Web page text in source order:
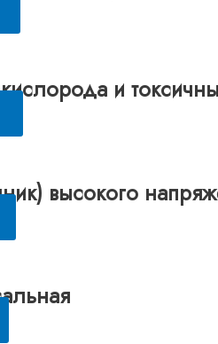
и
высокого